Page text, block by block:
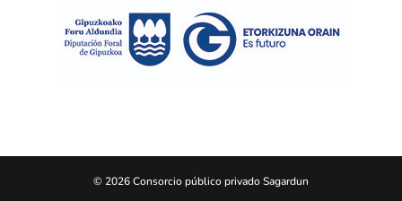
© 2026 Consorcio público privado Sagardun